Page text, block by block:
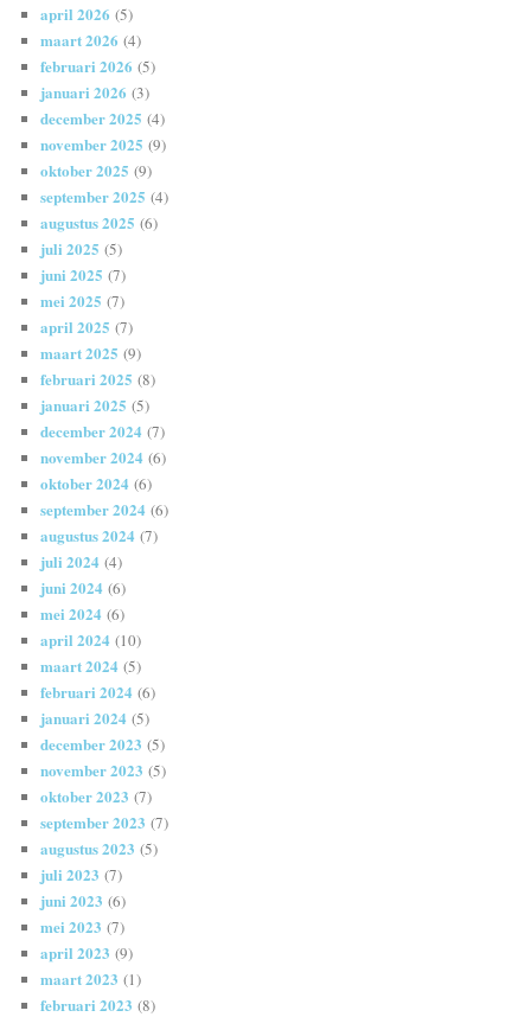
april 2026 (5)
maart 2026 (4)
februari 2026 (5)
januari 2026 (3)
december 2025 (4)
november 2025 (9)
oktober 2025 (9)
september 2025 (4)
augustus 2025 (6)
juli 2025 (5)
juni 2025 (7)
mei 2025 (7)
april 2025 (7)
maart 2025 (9)
februari 2025 (8)
januari 2025 (5)
december 2024 (7)
november 2024 (6)
oktober 2024 (6)
september 2024 (6)
augustus 2024 (7)
juli 2024 (4)
juni 2024 (6)
mei 2024 (6)
april 2024 (10)
maart 2024 (5)
februari 2024 (6)
januari 2024 (5)
december 2023 (5)
november 2023 (5)
oktober 2023 (7)
september 2023 (7)
augustus 2023 (5)
juli 2023 (7)
juni 2023 (6)
mei 2023 (7)
april 2023 (9)
maart 2023 (1)
februari 2023 (8)